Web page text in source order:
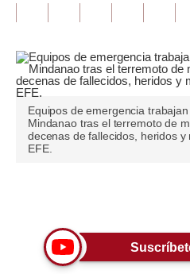
Opinión
Pregunta de hoy
Tendencias
Moda
Estilos
Equipos de emergencia
Mindanao tras el terremoto de
decenas de fallecidos, heridos
EFE.